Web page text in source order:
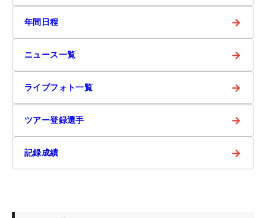
年間日程 →
ニュース一覧 →
ライブフォト一覧 →
ツアー登録選手 →
記録成績 →